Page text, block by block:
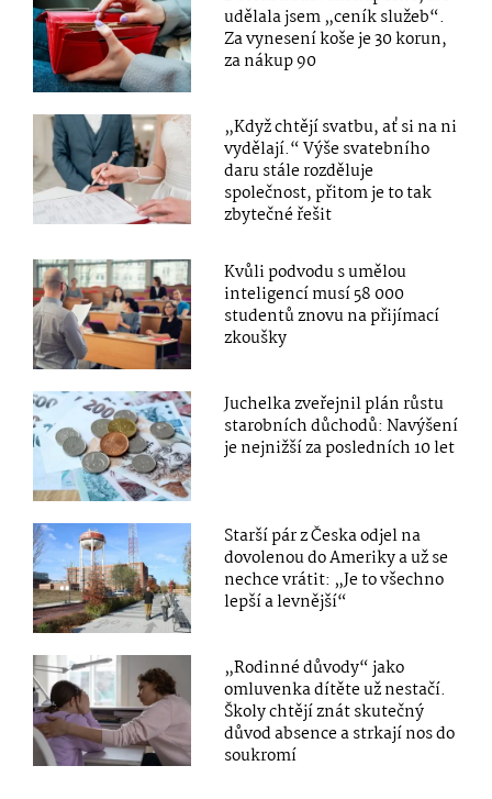
udělala jsem „ceník služeb“.
Za vynesení koše je 30 korun,
za nákup 90
„Když chtějí svatbu, ať si na ni
vydělají.“ Výše svatebního
daru stále rozděluje
společnost, přitom je to tak
zbytečné řešit
Kvůli podvodu s umělou
inteligencí musí 58 000
studentů znovu na přijímací
zkoušky
Juchelka zveřejnil plán růstu
starobních důchodů: Navýšení
je nejnižší za posledních 10 let
Starší pár z Česka odjel na
dovolenou do Ameriky a už se
nechce vrátit: „Je to všechno
lepší a levnější“
„Rodinné důvody“ jako
omluvenka dítěte už nestačí.
Školy chtějí znát skutečný
důvod absence a strkají nos do
soukromí